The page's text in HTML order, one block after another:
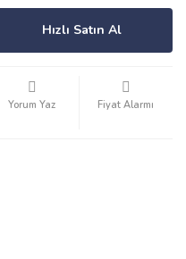
Hızlı Satın Al
Yorum Yaz Fiyat Alarmı